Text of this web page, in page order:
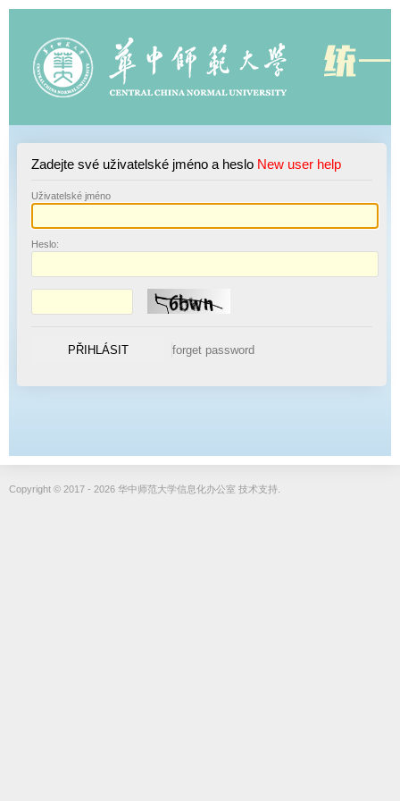
Zadejte své uživatelské jméno a heslo New user help
Uživatelské jméno
Heslo:
Copyright © 2017 - 2026 华中师范大学信息化办公室 技术支持.